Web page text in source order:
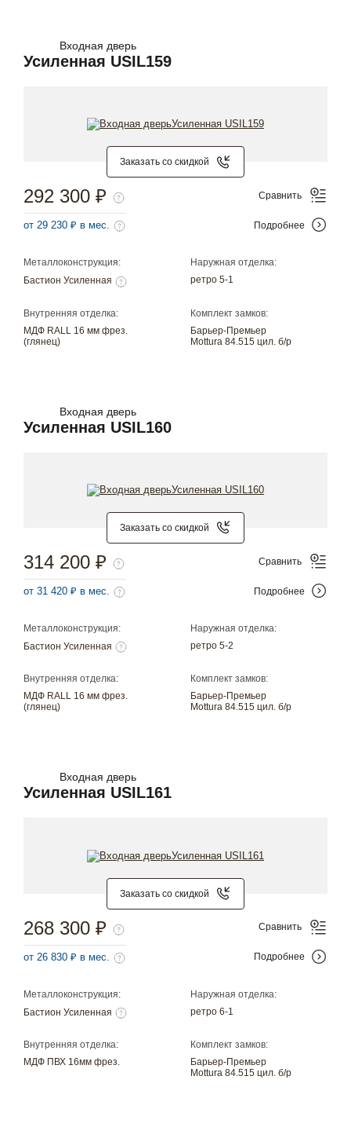
Входная дверь
Усиленная USIL159
Заказать со скидкой
Металлоконструкция:
Бастион Усиленная
Наружная отделка:
ретро 5-1
Внутренняя отделка:
МДФ RALL 16 мм фрез.
(глянец)
Комплект замков:
Барьер-Премьер
Mottura 84.515 цил. б/р
292 300 ₽
от 29 230 ₽ в мес.
Сравнить
Подробнее
Входная дверь
Усиленная USIL160
Заказать со скидкой
Металлоконструкция:
Бастион Усиленная
Наружная отделка:
ретро 5-2
Внутренняя отделка:
МДФ RALL 16 мм фрез.
(глянец)
Комплект замков:
Барьер-Премьер
Mottura 84.515 цил. б/р
314 200 ₽
от 31 420 ₽ в мес.
Сравнить
Подробнее
Входная дверь
Усиленная USIL161
Заказать со скидкой
Металлоконструкция:
Бастион Усиленная
Наружная отделка:
ретро 6-1
Внутренняя отделка:
МДФ ПВХ 16мм фрез.
Комплект замков:
Барьер-Премьер
Mottura 84.515 цил. б/р
268 300 ₽
от 26 830 ₽ в мес.
Сравнить
Подробнее